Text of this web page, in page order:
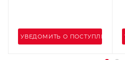
УВЕДОМИТЬ О ПОСТУПЛЕНИИ